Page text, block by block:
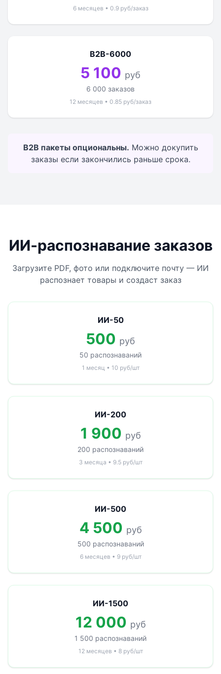
6 месяцев • 0.9 руб/заказ
B2B-6000
5 100 руб
6 000 заказов
12 месяцев • 0.85 руб/заказ
B2B пакеты опциональны. Можно докупить
заказы если закончились раньше срока.
ИИ-распознавание заказов
Загрузите PDF, фото или подключите почту — ИИ
распознает товары и создаст заказ
ИИ-50
500 руб
50 распознаваний
1 месяц • 10 руб/шт
ИИ-200
1 900 руб
200 распознаваний
3 месяца • 9.5 руб/шт
ИИ-500
4 500 руб
500 распознаваний
6 месяцев • 9 руб/шт
ИИ-1500
12 000 руб
1 500 распознаваний
12 месяцев • 8 руб/шт